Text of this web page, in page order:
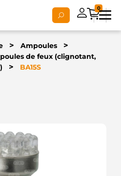
0
> Ampoules >
de feux (clignotant,
> BA15S